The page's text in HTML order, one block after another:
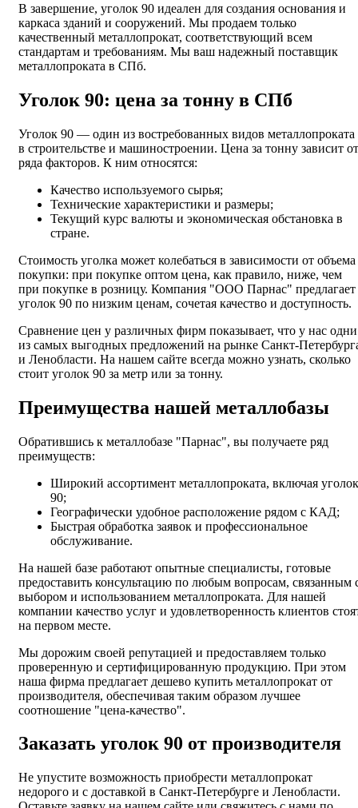
В завершение, уголок 90 идеален для создания основания и
каркаса зданий и сооружений. Мы продаем только
качественный металлопрокат, соответствующий всем
стандартам и требованиям. Мы ваш надежный поставщик
металлопроката в СПб.
Уголок 90: цена за тонну в СПб
Уголок 90 — один из востребованных видов металлопроката
в строительстве и машиностроении. Цена за тонну зависит от
ряда факторов. К ним относятся:
Качество используемого сырья;
Технические характеристики и размеры;
Текущий курс валюты и экономическая обстановка в
стране.
Стоимость уголка может колебаться в зависимости от объема
покупки: при покупке оптом цена, как правило, ниже, чем
при покупке в розницу. Компания "ООО Парнас" предлагает
уголок 90 по низким ценам, сочетая качество и доступность.
Сравнение цен у различных фирм показывает, что у нас одни
из самых выгодных предложений на рынке Санкт-
и Ленобласти. На нашем сайте всегда можно узнать, сколько
стоит уголок 90 за метр или за тонну.
Преимущества нашей металлобазы
Обратившись к металлобазе "Парнас", вы получаете ряд
преимуществ:
Широкий ассортимент металлопроката, включая уголок
90;
Географически удобное расположение рядом с КАД;
Быстрая обработка заявок и профессиональное
обслуживание.
На нашей базе работают опытные специалисты, готовые
предоставить консультацию по любым вопросам, связанным
выбором и использованием металлопроката. Для нашей
компании качество услуг и удовлетворенность клиентов
на первом месте.
Мы дорожим своей репутацией и предоставляем только
проверенную и сертифицированную продукцию. При этом
наша фирма предлагает дешево купить металлопрокат от
производителя, обеспечивая таким образом лучшее
соотношение "цена-качество".
Заказать уголок 90 от производителя
Не упустите возможность приобрести металлопрокат
недорого и с доставкой в Санкт-Петербурге и Ленобласти.